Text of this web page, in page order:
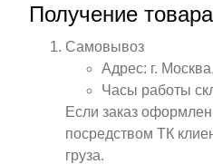
Получение товара
Самовывоз
Адрес: г.
Часы работы
Если заказ
посредством ТК
груза.